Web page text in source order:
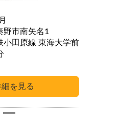
野市南矢名1
小田原線 東海大学前
分